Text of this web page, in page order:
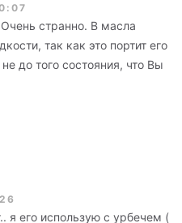
странно. В масла
так как это портит его
до того состояния, что Вы
я его использую с урбечем (